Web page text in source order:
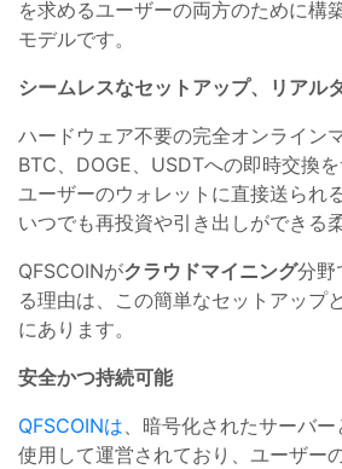
を求めるユーザーの両方のために構
モデルです。
シームレスなセットアップ、リアル
ハードウェア不要の完全オンライン
BTC、DOGE、USDTへの即時交換を
ユーザーのウォレットに直接送られ
いつでも再投資や引き出しができる
QFSCOINがクラウドマイニング分野
る理由は、この簡単なセットアップ
にあります。
安全かつ持続可能
QFSCOINは、暗号化されたサーバ
使用して運営されており、ユーザー